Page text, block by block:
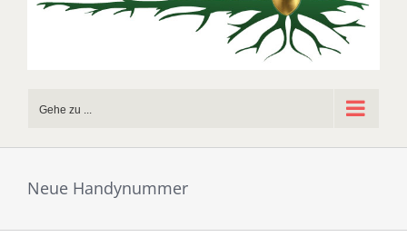
Gehe zu ...
Neue Handynummer